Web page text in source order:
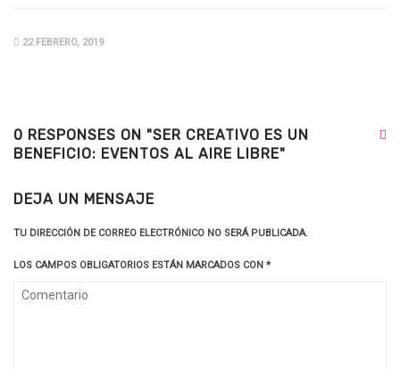
22 FEBRERO, 2019
0 RESPONSES ON "SER CREATIVO ES UN
BENEFICIO: EVENTOS AL AIRE LIBRE"
DEJA UN MENSAJE
TU DIRECCIÓN DE CORREO ELECTRÓNICO NO SERÁ PUBLICADA.
LOS CAMPOS OBLIGATORIOS ESTÁN MARCADOS CON *